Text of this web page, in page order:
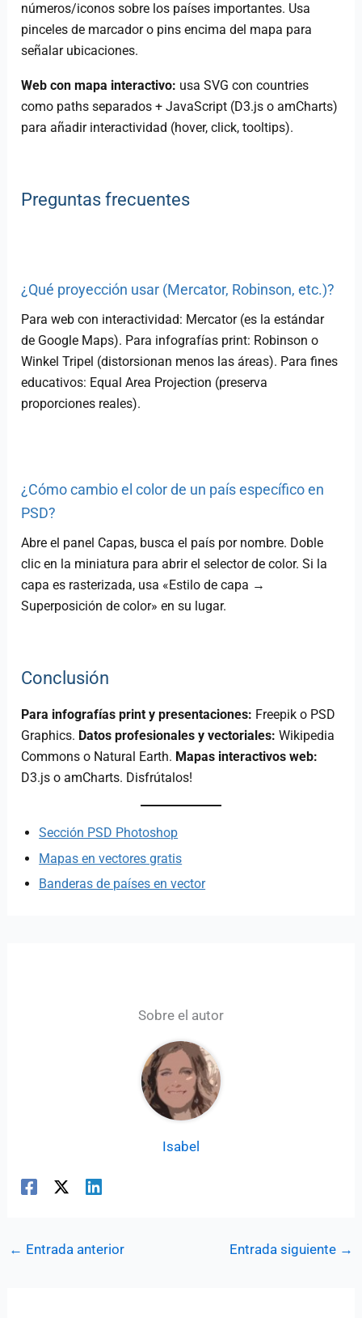
números/iconos sobre los países importantes. Usa
pinceles de marcador o pins encima del mapa para
señalar ubicaciones.
Web con mapa interactivo: usa SVG con countries
como paths separados + JavaScript (D3.js o amCharts)
para añadir interactividad (hover, click, tooltips).
Preguntas frecuentes
¿Qué proyección usar (Mercator, Robinson, etc.)?
Para web con interactividad: Mercator (es la estándar
de Google Maps). Para infografías print: Robinson o
Winkel Tripel (distorsionan menos las áreas). Para fines
educativos: Equal Area Projection (preserva
proporciones reales).
¿Cómo cambio el color de un país específico en
PSD?
Abre el panel Capas, busca el país por nombre. Doble
clic en la miniatura para abrir el selector de color. Si la
capa es rasterizada, usa «Estilo de capa →
Superposición de color» en su lugar.
Conclusión
Para infografías print y presentaciones: Freepik o PSD
Graphics. Datos profesionales y vectoriales: Wikipedia
Commons o Natural Earth. Mapas interactivos web:
D3.js o amCharts. Disfrútalos!
Sección PSD Photoshop
Mapas en vectores gratis
Banderas de países en vector
Sobre el autor
Isabel
← Entrada anterior Entrada siguiente →